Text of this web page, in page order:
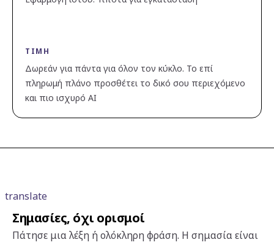
ΤΙΜΉ
Δωρεάν για πάντα για όλον τον κύκλο. Το επί
πληρωμή πλάνο προσθέτει το δικό σου περιεχόμενο
και πιο ισχυρό AI
translate
Σημασίες, όχι ορισμοί
Πάτησε μια λέξη ή ολόκληρη φράση. Η σημασία είναι